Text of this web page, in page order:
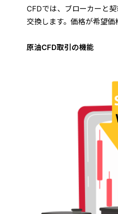
CFDでは、ブローカーと
交換します。価格が希望価
原油CFD取引の機能